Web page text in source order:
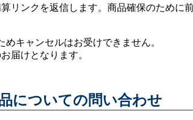
リンクを返信します。商品確保のために
キャンセルはお受けできません。
届けとなります。
についての問い合わせ